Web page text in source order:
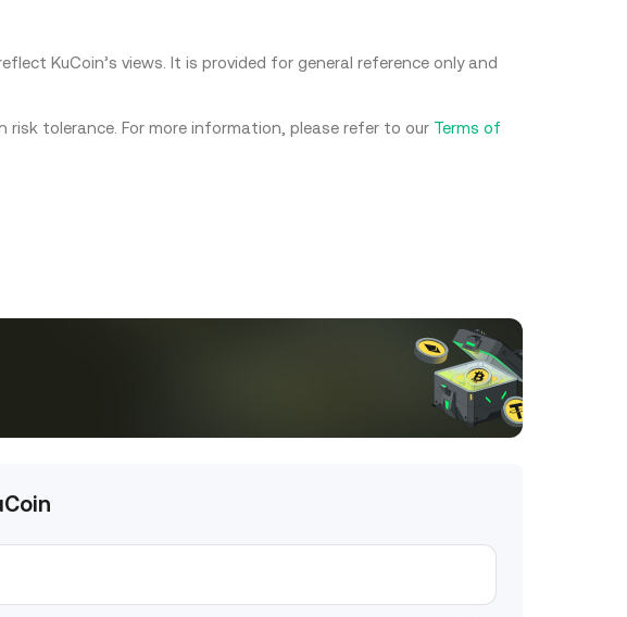
KuCoin’s views. It is provided for general reference only and
risk tolerance. For more information, please refer to our Terms of